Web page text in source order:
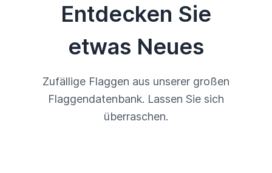
Entdecken Sie
etwas Neues
Zufällige Flaggen aus unserer großen
Flaggendatenbank. Lassen Sie sich
überraschen.